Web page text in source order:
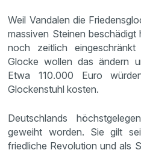
Weil Vandalen die
massiven Steinen beschädigt
noch zeitlich
Glocke wollen das ändern
Etwa 110.000 Euro
Glockenstuhl kosten.
Deutschlands
geweiht worden. Sie gilt
friedliche Revolution und als